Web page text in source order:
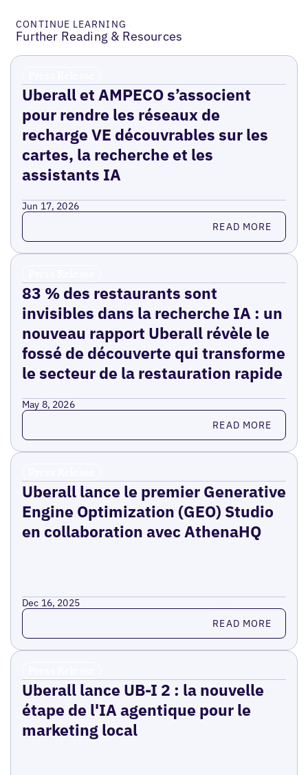
CONTINUE LEARNING
Further Reading & Resources
Uberall et AMPECO s’associent
pour rendre les réseaux de
recharge VE découvrables sur les
cartes, la recherche et les
assistants IA
Jun 17, 2026
Read more READ MORE
83 % des restaurants sont
invisibles dans la recherche IA : un
nouveau rapport Uberall révèle le
fossé de découverte qui transforme
le secteur de la restauration rapide
May 8, 2026
Read more READ MORE
Uberall lance le premier Generative
Engine Optimization (GEO) Studio
en collaboration avec AthenaHQ
Dec 16, 2025
Read more READ MORE
Uberall lance UB-I 2 : la nouvelle
étape de l'IA agentique pour le
marketing local